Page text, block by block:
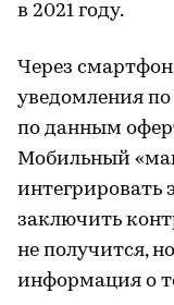
в 2021 году.
Через
уведомления
по данным
Мобильный
интегрировать
заключить
не получится,
информация о